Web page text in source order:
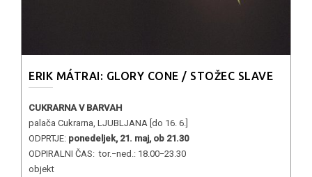
ERIK MÁTRAI: GLORY CONE / STOŽEC SLAVE
CUKRARNA V BARVAH
palača Cukrarna, LJUBLJANA [do 16. 6.]
ODPRTJE: ponedeljek, 21. maj, ob 21.30
ODPIRALNI ČAS: tor.−ned.: 18.00−23.30
objekt